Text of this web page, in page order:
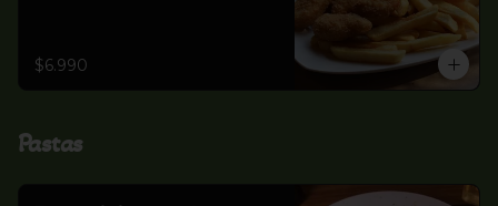
$6.990
Pastas